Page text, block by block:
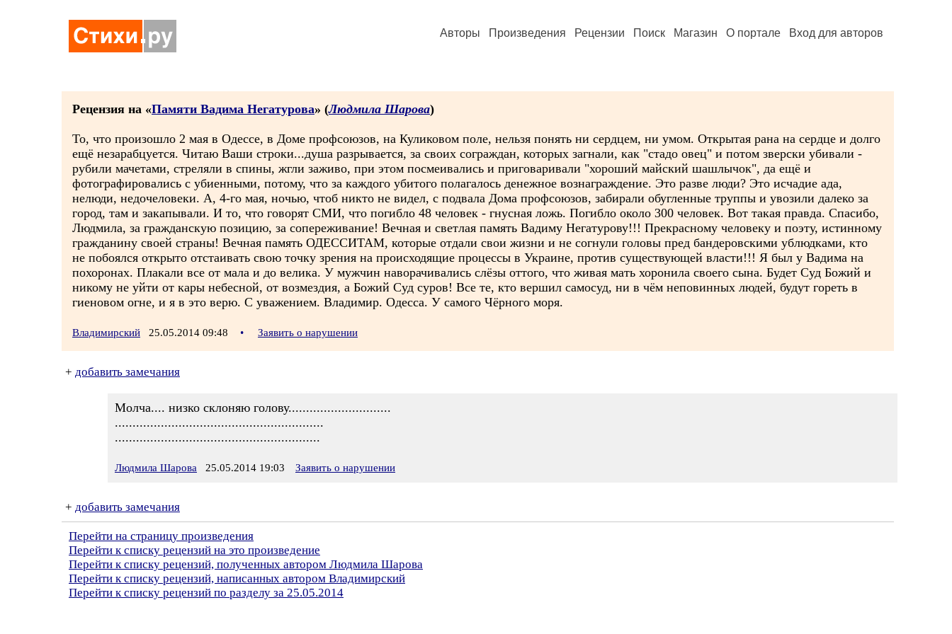
Авторы Произведения Рецензии Поиск Магазин О портале Вход для авторов
Рецензия на «Памяти Вадима Негатурова» (Людмила Шарова)
То, что произошло 2 мая в Одессе, в Доме профсоюзов, на Куликовом поле, нельзя понять ни сердцем, ни умом. Открытая рана на сердце и долго
ещё незарабцуется. Читаю Ваши строки...душа разрывается, за своих сограждан, которых загнали, как "стадо овец" и потом зверски убивали -
рубили мачетами, стреляли в спины, жгли заживо, при этом посмеивались и приговаривали "хороший майский шашлычок", да ещё и
фотографировались с убиенными, потому, что за каждого убитого полагалось денежное вознаграждение. Это разве люди? Это исчадие ада,
нелюди, недочеловеки. А, 4-го мая, ночью, чтоб никто не видел, с подвала Дома профсоюзов, забирали обугленные труппы и увозили далеко за
город, там и закапывали. И то, что говорят СМИ, что погибло 48 человек - гнусная ложь. Погибло около 300 человек. Вот такая правда. Спасибо,
Людмила, за гражданскую позицию, за сопереживание! Вечная и светлая память Вадиму Негатурову!!! Прекрасному человеку и поэту, истинному
гражданину своей страны! Вечная память ОДЕССИТАМ, которые отдали свои жизни и не согнули головы пред бандеровскими ублюдками, кто
не побоялся открыто отстаивать свою точку зрения на происходящие процессы в Украине, против существующей власти!!! Я был у Вадима на
похоронах. Плакали все от мала и до велика. У мужчин наворачивались слёзы оттого, что живая мать хоронила своего сына. Будет Суд Божий и
никому не уйти от кары небесной, от возмездия, а Божий Суд суров! Все те, кто вершил самосуд, ни в чём неповинных людей, будут гореть в
гиеновом огне, и я в это верю. С уважением. Владимир. Одесса. У самого Чёрного моря.
Владимирский 25.05.2014 09:48 • Заявить о нарушении
+ добавить замечания
Молча.... низко склоняю голову.............................
...........................................................
..........................................................
Людмила Шарова 25.05.2014 19:03 Заявить о нарушении
+ добавить замечания
Перейти на страницу произведения
Перейти к списку рецензий на это произведение
Перейти к списку рецензий, полученных автором Людмила Шарова
Перейти к списку рецензий, написанных автором Владимирский
Перейти к списку рецензий по разделу за 25.05.2014